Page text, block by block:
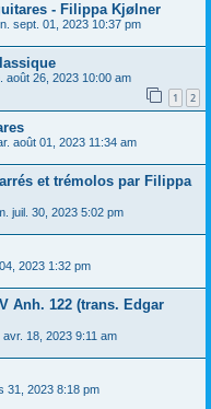
- Filippa Kjølner
sept. 01, 2023 10:37 pm
août 26, 2023 10:00 am
1 2
août 01, 2023 11:34 am
et trémolos par Filippa
juil. 30, 2023 5:02 pm
2023 1:32 pm
Anh. 122 (trans. Edgar
avr. 18, 2023 9:11 am
31, 2023 8:18 pm